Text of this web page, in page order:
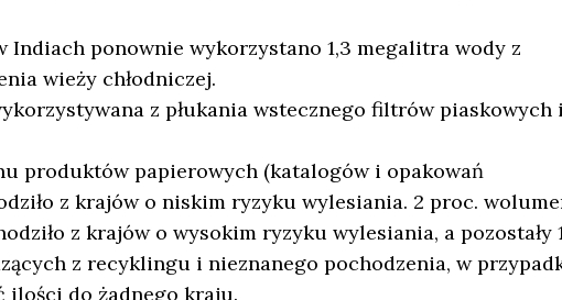
Indiach ponownie wykorzystano 1,3 megalitra wody z
wieży chłodniczej.
z płukania wstecznego filtrów piaskowych i
produktów papierowych (katalogów i opakowań
z krajów o niskim ryzyku wylesiania. 2 proc.
z krajów o wysokim ryzyku wylesiania, a pozostały
z recyklingu i nieznanego pochodzenia, w
ilości do żadnego kraju.